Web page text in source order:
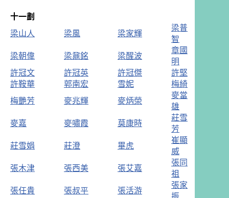
十一劃
梁山人
梁風 梁家輝
梁普
智
梁朝偉
梁鼐銘 梁醒波
章國
明
許冠文
許冠英 許冠傑
許堅
許鞍華
郭南宏 雪妮
梅綺
梅艷芳
麥兆輝 麥炳榮
麥當
雄
麥嘉
麥嘯霞 莫康時
莊雪
芳
莊雪娟
莊澄 畢虎
崔顯
威
張木津
張西美 張艾嘉
張同
祖
張任貴
張叔平 張活游
張家
振